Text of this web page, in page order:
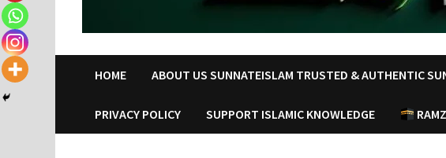
HOME ABOUT US SUNNATEISLAM TRUSTED & AUTHENTIC
PRIVACY POLICY SUPPORT ISLAMIC KNOWLEDGE